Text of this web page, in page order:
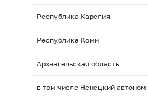
Республика Карелия
Республика Коми
Архангельская область
в том числе Ненецкий